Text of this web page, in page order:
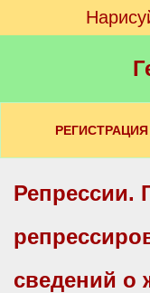
РЕГИСТРАЦИЯ
Репрессии.
сведений о